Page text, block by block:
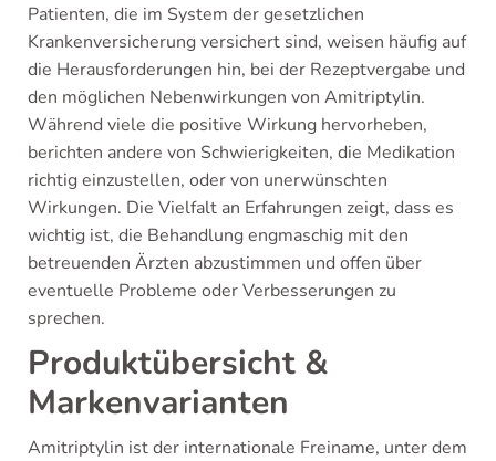
Patienten, die im System der gesetzlichen
Krankenversicherung versichert sind, weisen häufig auf
die Herausforderungen hin, bei der Rezeptvergabe und
den möglichen Nebenwirkungen von Amitriptylin.
Während viele die positive Wirkung hervorheben,
berichten andere von Schwierigkeiten, die Medikation
richtig einzustellen, oder von unerwünschten
Wirkungen. Die Vielfalt an Erfahrungen zeigt, dass es
wichtig ist, die Behandlung engmaschig mit den
betreuenden Ärzten abzustimmen und offen über
eventuelle Probleme oder Verbesserungen zu
sprechen.
Produktübersicht &
Markenvarianten
Amitriptylin ist der internationale Freiname, unter dem